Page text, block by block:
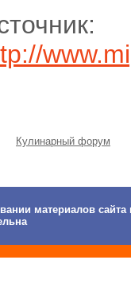
Кулинарный форум
материалов сайта